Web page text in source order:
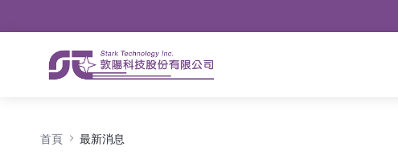
首頁 最新消息